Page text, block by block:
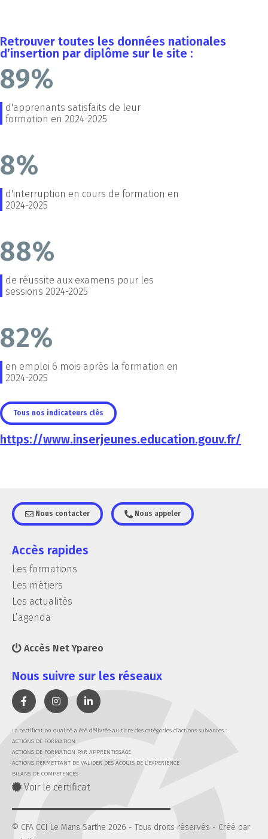
Retrouver toutes les données nationales
d’insertion par diplôme sur le site :
89%
d'apprenants satisfaits de leur
formation en 2024-2025
8%
d'interruption en cours de formation en
2024-2025
88%
de réussite aux examens pour les
sessions 2024-2025
82%
en emploi 6 mois après la formation en
2024-2025
Tous nos indicateurs clés
https://www.inserjeunes.education.gouv.fr/
Nous contacter Nous appeler
Accès rapides
Les formations
Les métiers
Les actualités
L’agenda
Accès Net Ypareo
Nous suivre sur les réseaux
La certification qualité a été délivrée au titre des catégories d’actions suivantes :
ACTIONS DE FORMATION
ACTIONS DE FORMATION PAR APPRENTISSAGE
ACTIONS PERMETTANT DE VALIDER DES ACQUIS DE L’EXPERIENCE
BILANS DE COMPETENCES
Voir le certificat
© CFA CCI Le Mans Sarthe 2026 - Tous droits réservés - Créé par